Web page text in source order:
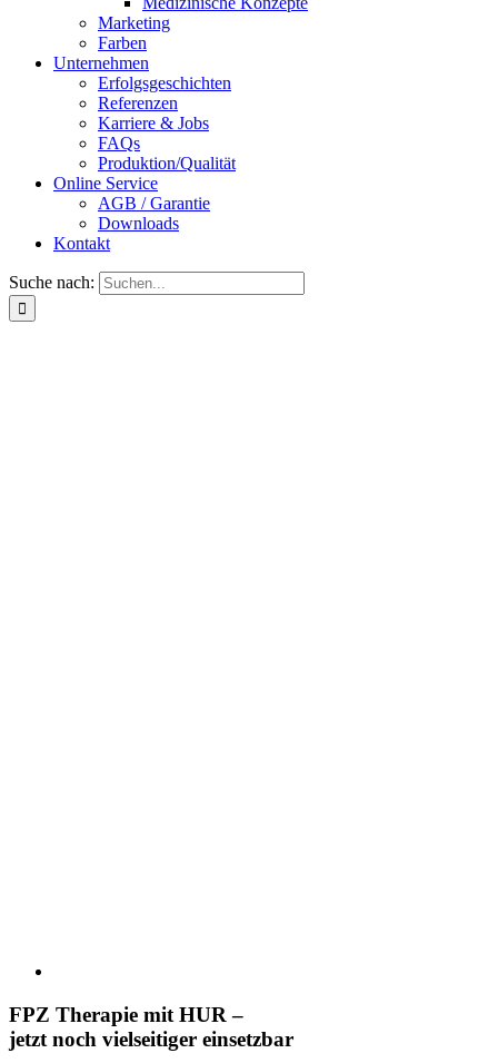
Marketing
Farben
Unternehmen
Erfolgsgeschichten
Referenzen
Karriere & Jobs
FAQs
Produktion/Qualität
Online Service
AGB / Garantie
Downloads
Kontakt
Suche nach:
FPZ Therapie mit HUR –
jetzt noch vielseitiger einsetzbar